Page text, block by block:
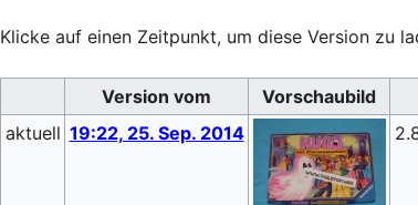
Klicke auf einen Zeitpunkt, um diese Version zu
Version vom Vorschaubild
aktuell 19:22, 25. Sep. 2014